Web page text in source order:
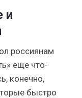
и
россиянам
еще что-
конечно,
быстро